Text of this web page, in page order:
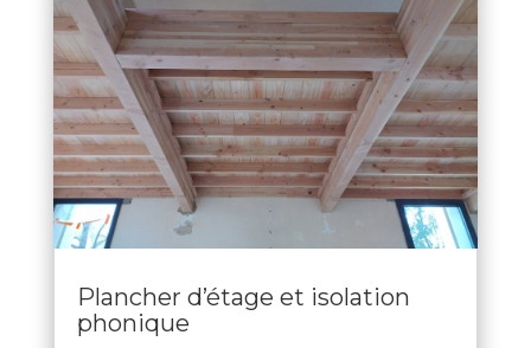
Plancher d’étage et isolation
phonique